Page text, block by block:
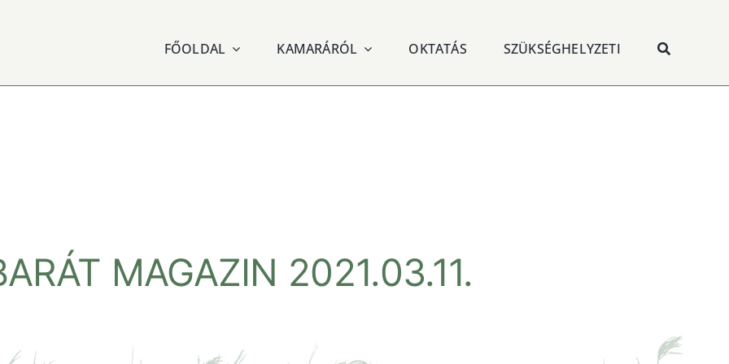
FŐOLDAL KAMARÁRÓL OKTATÁS SZÜKSÉGHELYZETI
MAGAZIN 2021.03.11.